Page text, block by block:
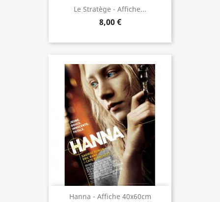
Le Stratège - Affiche...
8,00 €
Hanna - Affiche 40x60cm